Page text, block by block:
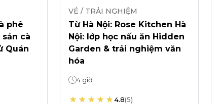
phê
cà
Quán
VÉ / TRẢI NGHIỆM
Từ Hà Nội: Rose Kitchen Hà
Nội: lớp học nấu ăn Hidden
Garden & trải nghiệm văn
hóa
4 giờ
4.8(5)